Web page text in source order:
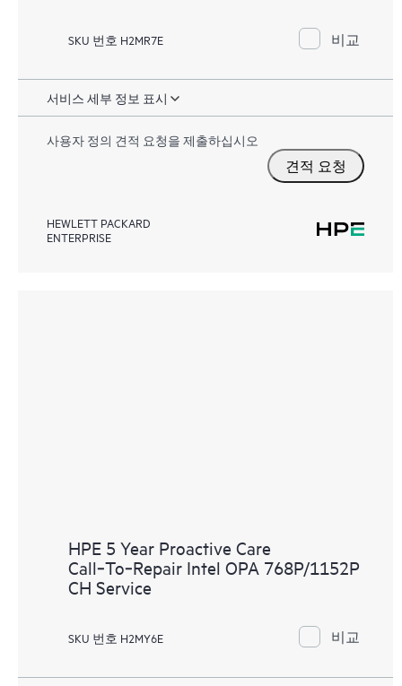
SKU 번호 H2MR7E 비교
서비스 세부 정보 표시
사용자 정의 견적 요청을 제출하십시오
견적 요청
HEWLETT PACKARD
ENTERPRISE
HPE 5 Year Proactive Care
Call‑To‑Repair Intel OPA 768P/1152P
CH Service
SKU 번호 H2MY6E 비교